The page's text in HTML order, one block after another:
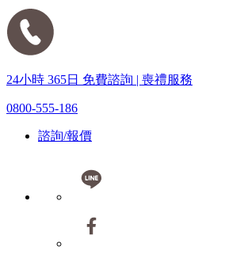
24小時 365日 免費諮詢 | 喪禮服務
0800-555-186
諮詢/報價